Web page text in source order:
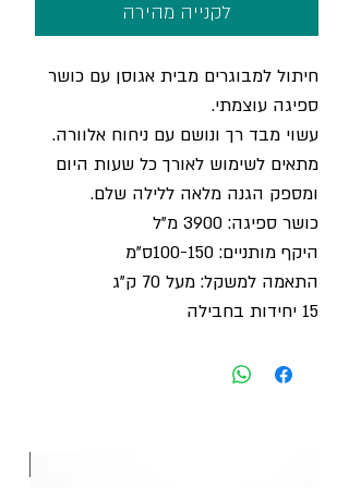
לקנייה מהירה
חיתול למבוגרים מבית אגוסן עם כושר
ספיגה עוצמתי.
עשוי מבד רך ונושם עם ניחוח אלוורה.
מתאים לשימוש לאורך כל שעות היום
ומספק הגנה מלאה ללילה שלם.
כושר ספיגה: 3900 מ"ל
היקף מותניים: 100-150ס"מ
התאמה למשקל: מעל 70 ק"ג
15 יחידות בחבילה